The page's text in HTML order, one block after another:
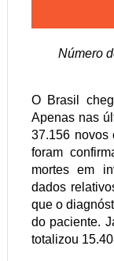
Número
O Brasil
Apenas nas
37.156 novos
foram
mortes em
dados
que o
do paciente.
totalizou